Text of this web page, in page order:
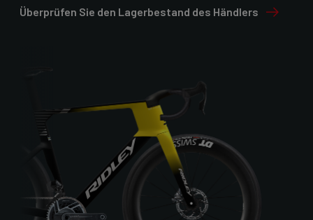
Überprüfen Sie den Lagerbestand des Händlers